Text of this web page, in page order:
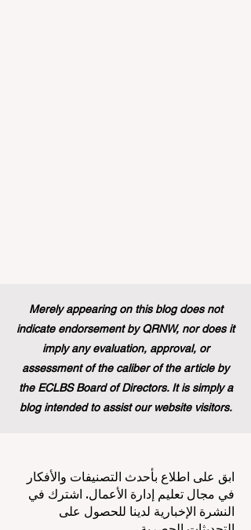
Merely appearing on this blog does not
indicate endorsement by QRNW, nor does it
imply any evaluation, approval, or
assessment of the caliber of the article by
the ECLBS Board of Directors. It is simply a
blog intended to assist our website visitors.
ابق على اطلاع بأحدث التصنيفات والأفكار
في مجال تعليم إدارة الأعمال. اشترك في
النشرة الإخبارية لدينا للحصول على